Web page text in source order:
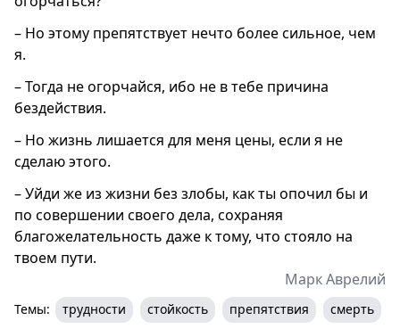
– Но этому препятствует нечто более сильное, чем
я.
– Тогда не огорчайся, ибо не в тебе причина
бездействия.
– Но жизнь лишается для меня цены, если я не
сделаю этого.
– Уйди же из жизни без злобы, как ты опочил бы и
по совершении своего дела, сохраняя
благожелательность даже к тому, что стояло на
твоем пути.
Марк Аврелий
Темы: трудности стойкость препятствия смерть